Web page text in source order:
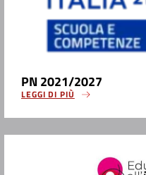
PN 2021/2027
LEGGI DI PIÙ